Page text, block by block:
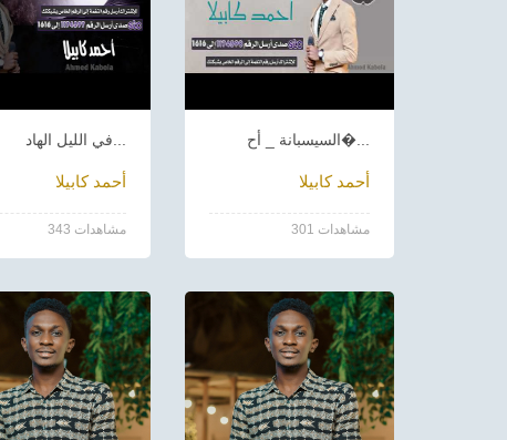
أحمد كابيلا
343 مشاهدات
السيسبانة _ أح�...
أحمد كابيلا
301 مشاهدات